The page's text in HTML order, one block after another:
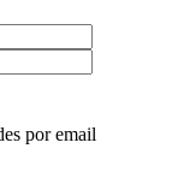
por email